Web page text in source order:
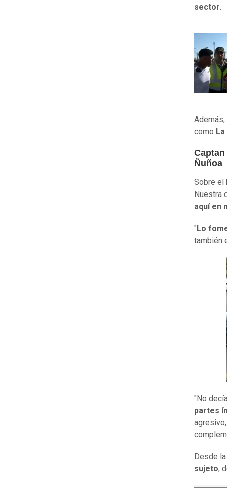
sector.
como La
Ñuñoa
Sobre el
Nuestra
aquí en
"Lo
también
"No
partes
Desde
sujeto,